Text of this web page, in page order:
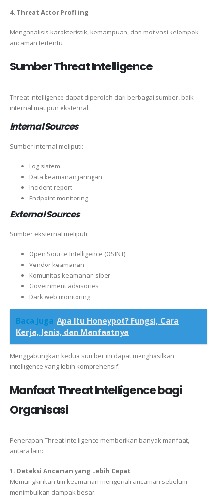
4. Threat Actor Profiling
Menganalisis karakteristik, kemampuan, dan motivasi kelompok
ancaman tertentu.
Sumber Threat Intelligence
Threat Intelligence dapat diperoleh dari berbagai sumber, baik
internal maupun eksternal.
Internal Sources
Sumber internal meliputi:
Log sistem
Data keamanan jaringan
Incident report
Endpoint monitoring
External Sources
Sumber eksternal meliputi:
Open Source Intelligence (OSINT)
Vendor keamanan
Komunitas keamanan siber
Government advisories
Dark web monitoring
Baca Juga Apa Itu Honeypot? Fungsi, Cara
Kerja, Jenis, dan Manfaatnya
Menggabungkan kedua sumber ini dapat menghasilkan
intelligence yang lebih komprehensif.
Manfaat Threat Intelligence bagi
Organisasi
Penerapan Threat Intelligence memberikan banyak manfaat,
antara lain:
1. Deteksi Ancaman yang Lebih Cepat
Memungkinkan tim keamanan mengenali ancaman sebelum
menimbulkan dampak besar.